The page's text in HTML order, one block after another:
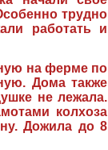
трудно
работать и
на ферме по
Дома также
не лежала.
колхоза
Дожила до 8